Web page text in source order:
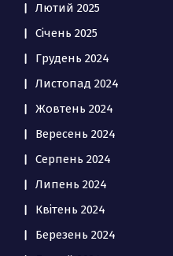
Лютий 2025
Січень 2025
Грудень 2024
Листопад 2024
Жовтень 2024
Вересень 2024
Серпень 2024
Липень 2024
Квітень 2024
Березень 2024